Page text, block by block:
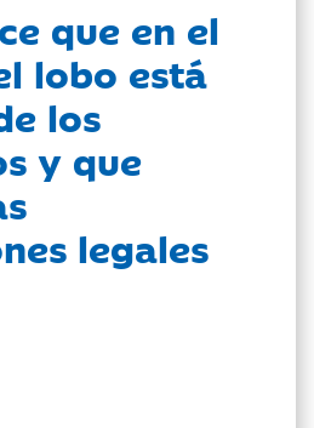
que en el
lobo está
los
y que
legales